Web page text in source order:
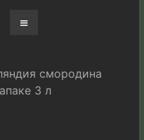
Меню
смородина
3 л